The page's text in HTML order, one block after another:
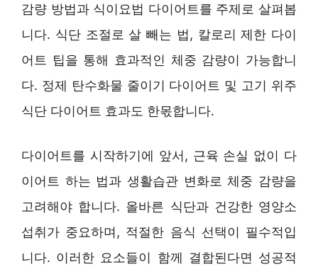
감량 방법과 식이요법 다이어트를 주제로 살펴봅
니다. 식단 조절로 살 빼는 법, 칼로리 제한 다이
어트 팁을 통해 효과적인 체중 감량이 가능합니
다. 정제 탄수화물 줄이기 다이어트 및 고기 위주
식단 다이어트 효과도 한몫합니다.
다이어트를 시작하기에 앞서, 근육 손실 없이 다
이어트 하는 법과 생활습관 변화로 체중 감량을
고려해야 합니다. 올바른 식단과 건강한 영양소
섭취가 중요하며, 적절한 음식 선택이 필수적입
니다. 이러한 요소들이 함께 결합된다면 성공적